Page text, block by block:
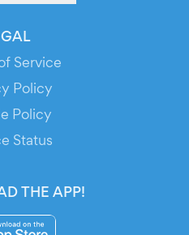
Service
Policy
Policy
Status
THE APP!